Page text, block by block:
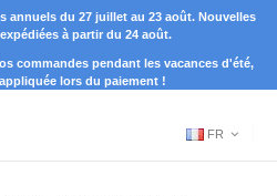
annuels du 27 juillet au 23 août. Nouvelles
à partir du 24 août.
commandes pendant les vacances d'été,
lors du paiement !
FR